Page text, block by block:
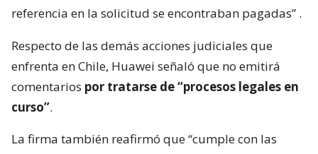
referencia en la solicitud se encontraban pagadas” .
Respecto de las demás acciones judiciales que
enfrenta en Chile, Huawei señaló que no emitirá
comentarios por tratarse de “procesos legales en
curso”.
La firma también reafirmó que “cumple con las